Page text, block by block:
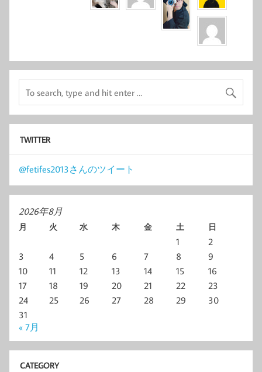
TWITTER
@fetifes2013さんのツイート
2026年8月
月 火 水 木 金 土 日
1
2
3
4 5 6 7 8
9
10
11 12 13 14 15
16
17
18 19 20 21 22
23
24
25 26 27 28 29
30
31
« 7月
CATEGORY